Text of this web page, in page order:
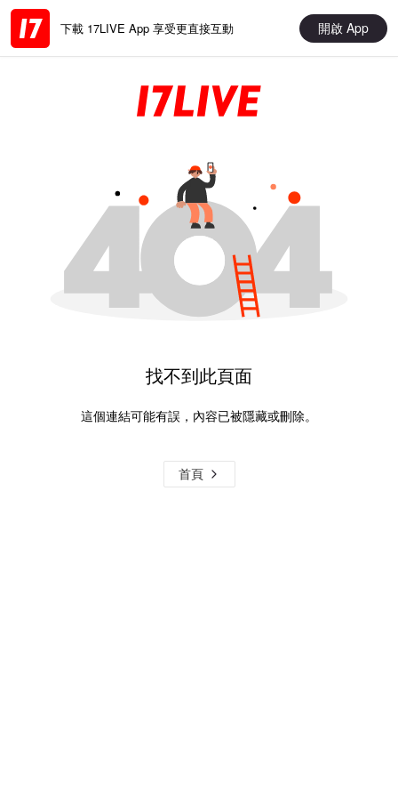
下載 17LIVE App 享受更直接互動 開啟 App
找不到此頁面
這個連結可能有誤，內容已被隱藏或刪除。
首頁